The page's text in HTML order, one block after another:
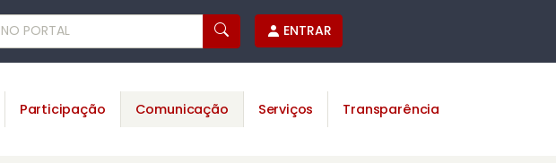
ENTRAR
Participação Comunicação Serviços Transparência